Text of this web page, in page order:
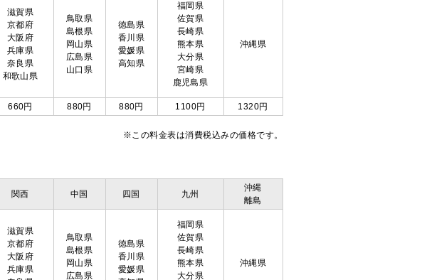
滋賀県
京都府
大阪府
兵庫県
奈良県
和歌山県
鳥取県
島根県
岡山県
広島県
山口県
徳島県
香川県
愛媛県
高知県
福岡県
佐賀県
長崎県
熊本県
大分県
宮崎県
鹿児島県
沖縄県
660円 880円 880円 1100円 1320円
※この料金表は消費税込みの価格です。
関西 中国 四国 九州
沖縄
離島
滋賀県
京都府
大阪府
兵庫県
鳥取県
島根県
岡山県
広島県
徳島県
香川県
愛媛県
福岡県
佐賀県
長崎県
熊本県
大分県
沖縄県